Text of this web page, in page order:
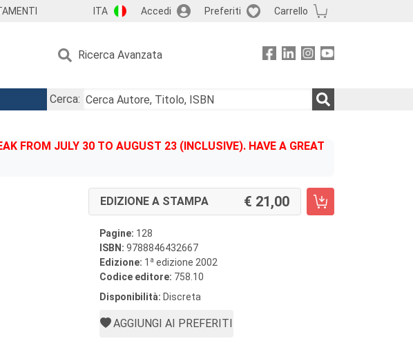
ITA Accedi Preferiti Carrello
Ricerca Avanzata
Cerca:
FROM JULY 30 TO AUGUST 23 (INCLUSIVE). HAVE A GREAT
EDIZIONE A STAMPA 21,00
Pagine: 128
ISBN: 9788846432667
Edizione: 1 a edizione 2002
Codice editore: 758.10
Disponibilità: Discreta
AGGIUNGI AI PREFERITI